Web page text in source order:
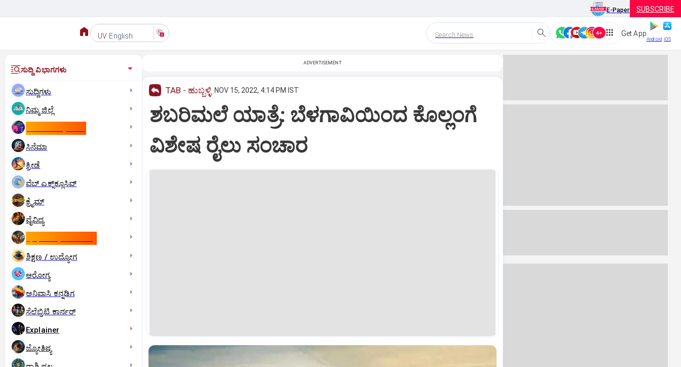
E-Paper SUBSCRIBE
UV English Search News Get App
Android iOS
ಸುದ್ದಿ ವಿಭಾಗಗಳು
ಸುದ್ದಿಗಳು
ನಿಮ್ಮ ಜಿಲ್ಲೆ
ಸಿನೆಮಾ
ಕ್ರೀಡೆ
ವೆಬ್ ಎಕ್ಸ್‌ಕ್ಲೂಸಿವ್
ಕ್ರೈಮ್
ವೈವಿಧ್ಯ
ಶಿಕ್ಷಣ / ಉದ್ಯೋಗ
ಆರೋಗ್ಯ
ಅನಿವಾಸಿ ಕನ್ನಡಿಗ
ಸೆಲೆಬ್ರಿಟಿ ಕಾರ್ನರ್‌
Explainer
ಜ್ಯೋತಿಷ್ಯ
ADVERTISEMENT
TAB - ಹುಬ್ಬಳ್ಳಿ NOV 15, 2022, 4:14 PM IST
ಶಬರಿಮಲೆ ಯಾತ್ರೆ: ಬೆಳಗಾವಿಯಿಂದ ಕೊಲ್ಲಂಗೆ
ವಿಶೇಷ ರೈಲು ಸಂಚಾರ